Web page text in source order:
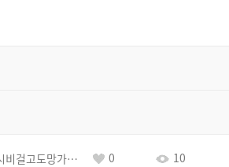
바람아추하게시비걸고도망가냐당당하게글써 0 10